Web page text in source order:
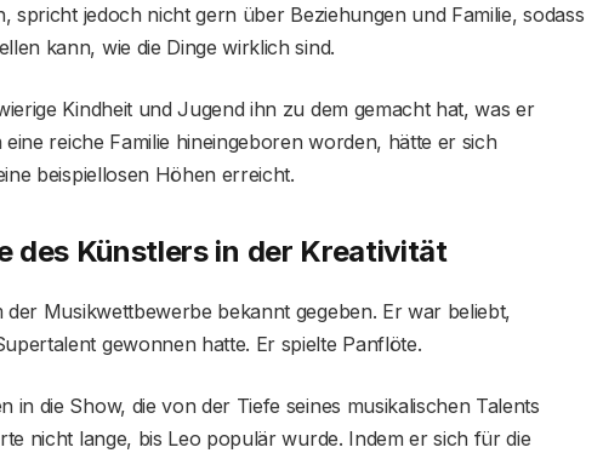
spricht jedoch nicht gern über Beziehungen und Familie, sodass
kann, wie die Dinge wirklich sind.
Kindheit und Jugend ihn zu dem gemacht hat, was er
reiche Familie hineingeboren worden, hätte er sich
beispiellosen Höhen erreicht.
des Künstlers in der Kreativität
der Musikwettbewerbe bekannt gegeben. Er war beliebt,
gewonnen hatte. Er spielte Panflöte.
in die Show, die von der Tiefe seines musikalischen Talents
nicht lange, bis Leo populär wurde. Indem er sich für die